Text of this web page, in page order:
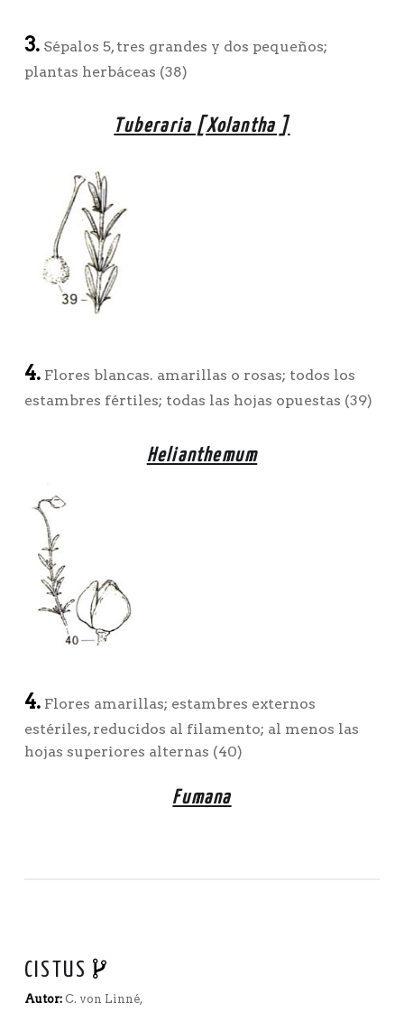
3.Sépalos 5, tres grandes y dos pequeños;
plantas herbáceas (38)
Tuberaria [Xolantha ]
4.Flores blancas. amarillas o rosas; todos los
estambres fértiles; todas las hojas opuestas (39)
Helianthemum
4.Flores amarillas; estambres externos
estériles, reducidos al filamento; al menos las
hojas superiores alternas (40)
Fumana
CISTUS
Autor: C. von Linné,